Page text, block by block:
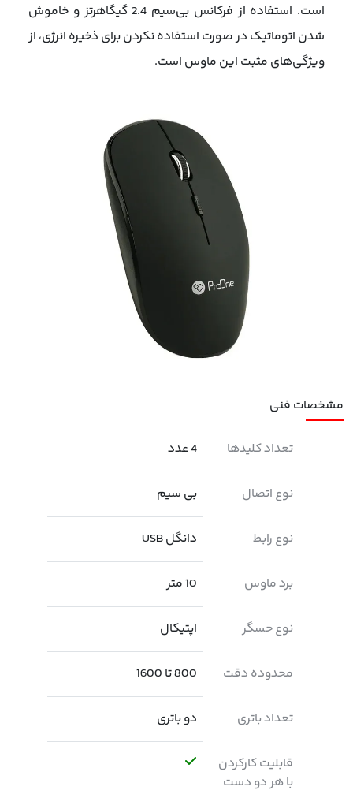
است. استفاده از فرکانس بی‌سیم 2.4 گیگاهرتز و خاموش
شدن اتوماتیک در صورت استفاده نکردن برای ذخیره انرژی، از
ویژگی‌های مثبت این ماوس است.
مشخصات فنی
تعداد کلیدها 4 عدد
نوع اتصال بی سیم
نوع رابط دانگل USB
برد ماوس 10 متر
نوع حسگر اپتیکال
محدوده دقت 800 تا 1600
تعداد باتری دو باتری
قابلیت کارکردن
با هر دو دست